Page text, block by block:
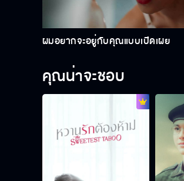
ผมอยากจะอยู่กับคุณแบบเปิดเผย
คุณน่าจะชอบ